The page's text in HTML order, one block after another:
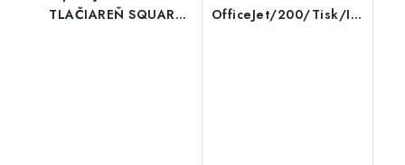
TLAČIAREŇ SQUARE
OfficeJet/200/Tisk/Ink/A4/